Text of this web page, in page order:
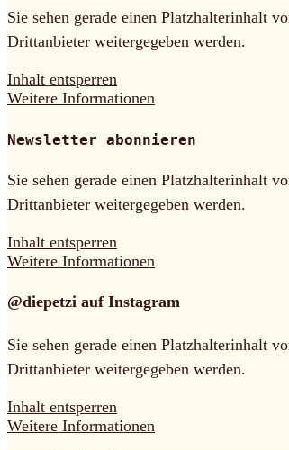
Sie sehen gerade einen Platzhalterinhalt
Drittanbieter weitergegeben werden.
Inhalt entsperren
Weitere Informationen
Newsletter abonnieren
Sie sehen gerade einen Platzhalterinhalt
Drittanbieter weitergegeben werden.
Inhalt entsperren
Weitere Informationen
@diepetzi auf Instagram
Sie sehen gerade einen Platzhalterinhalt
Drittanbieter weitergegeben werden.
Inhalt entsperren
Weitere Informationen